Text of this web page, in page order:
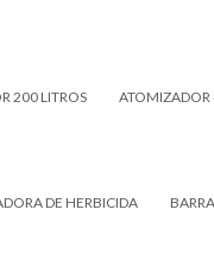
200 LITROS ATOMIZADOR
DE HERBICIDA